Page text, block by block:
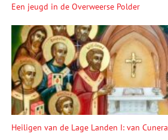
Een jeugd in de Overweerse Polder
Heiligen van de Lage Landen I: van